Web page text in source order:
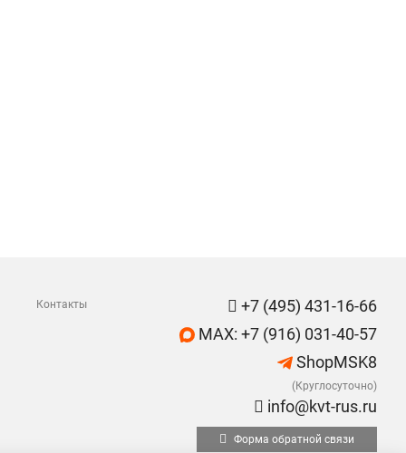
Контакты
+7 (495) 431-16-66
MAX: +7 (916) 031-40-57
ShopMSK8
(Круглосуточно)
info@kvt-rus.ru
Форма обратной связи